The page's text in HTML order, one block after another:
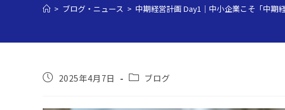
> ブログ・ニュース > 中期経営計画 Day1｜中小企業こそ「中期
2025年4月7日 ブログ